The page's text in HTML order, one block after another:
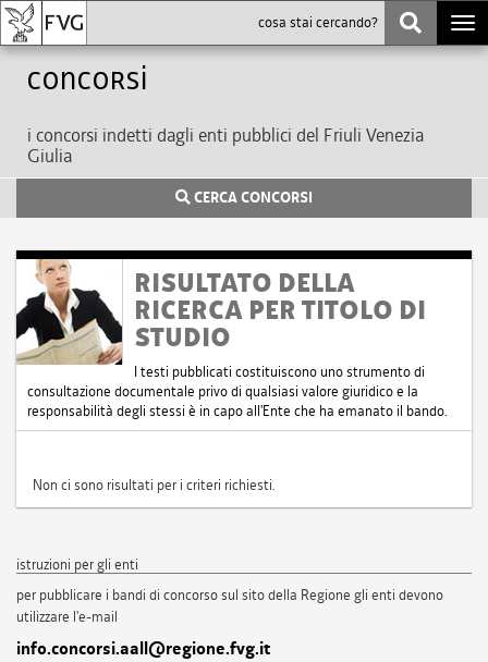
Concorsi
i concorsi indetti dagli enti pubblici del Friuli Venezia
Giulia
CERCA CONCORSI
RISULTATO DELLA
RICERCA PER TITOLO DI
STUDIO
I testi pubblicati costituiscono uno strumento di
consultazione documentale privo di qualsiasi valore giuridico e la
responsabilità degli stessi è in capo all'Ente che ha emanato il bando.
Non ci sono risultati per i criteri richiesti.
istruzioni per gli enti
per pubblicare i bandi di concorso sul sito della Regione gli enti devono
utilizzare l'e-mail
info.concorsi.aall@regione.fvg.it